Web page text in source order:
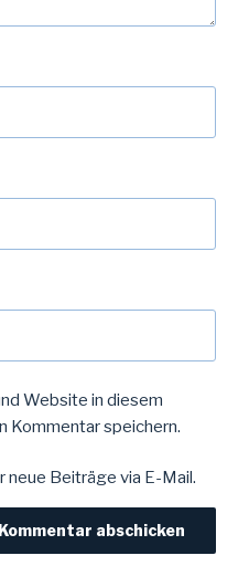
Website in diesem
Kommentar speichern.
neue Beiträge via E-Mail.